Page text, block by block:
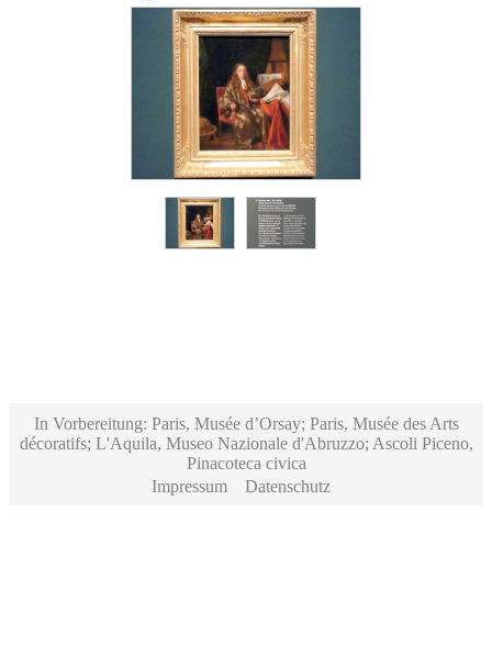
In Vorbereitung: Paris, Musée d’Orsay; Paris, Musée des Arts
décoratifs; L'Aquila, Museo Nazionale d'Abruzzo; Ascoli Piceno,
Pinacoteca civica
Impressum
Datenschutz